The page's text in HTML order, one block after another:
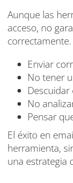
Aunque las
acceso, no
Enviar
No tener
No
Pensar
El éxito en
herramienta,
una estrategia